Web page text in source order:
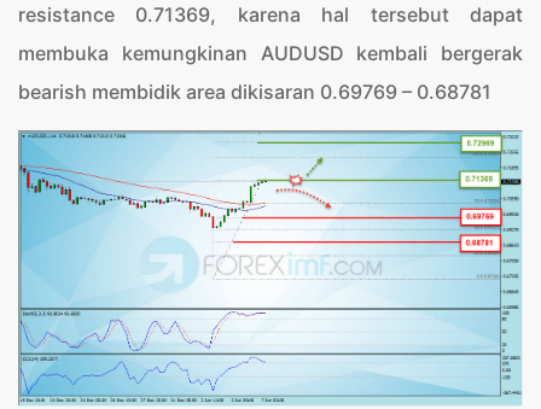
resistance 0.71369, karena hal tersebut dapat
membuka kemungkinan AUDUSD kembali bergerak
bearish membidik area dikisaran 0.69769 – 0.68781